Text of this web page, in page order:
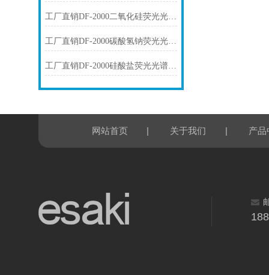
工厂直销DF-2000二氧化硅荧光光谱仪技术参数
工厂直销DF-2000碳酸氢钠荧光光谱仪技术参数
工厂直销DF-2000硅酸盐荧光光谱仪技术参数
网站首页 | 关于我们 | 产品